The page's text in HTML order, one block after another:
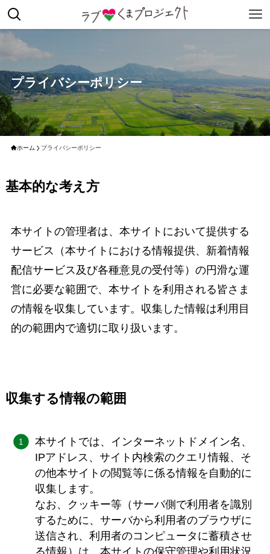
プライバシーポリシー
ホーム プライバシーポリシー
基本的な考え方
本サイトの管理者は、本サイトにおいて提供する
サービス（本サイトにおける情報提供、新着情報
配信サービス及び各種意見の受付等）の円滑な運
営に必要な範囲で、本サイトを利用される皆さま
の情報を収集しています。収集した情報は利用目
的の範囲内で適切に取り扱います。
収集する情報の範囲
本サイトでは、インターネットドメイン名、
IPアドレス、サイト内検索のクエリ情報、そ
の他本サイトの閲覧等に係る情報を自動的に
収集します。
なお、クッキー等（サーバ側で利用者を識別
するために、サーバから利用者のブラウザに
送信され、利用者のコンピュータに蓄積させ
る情報）は、本サイトの保守管理や利用状況